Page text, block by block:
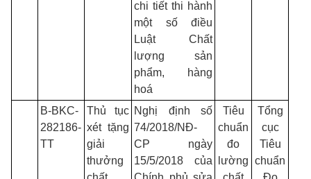
chi tiết thi hành
một số điều
Luật Chất
lượng sản
phẩm, hàng
hoá
B-BKC-
282186-
TT
Thủ tục
xét tặng
giải
thưởng
Nghị định số
74/2018/NĐ-
CP ngày
15/5/2018 của
Tiêu
chuẩn
đo
lường
Tổng
cục
Tiêu
chuẩn